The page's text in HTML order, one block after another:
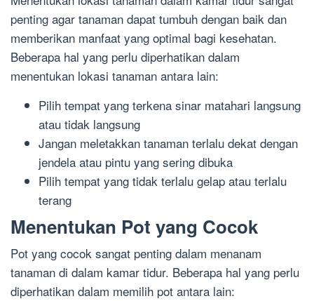
penting agar tanaman dapat tumbuh dengan baik dan
memberikan manfaat yang optimal bagi kesehatan.
Beberapa hal yang perlu diperhatikan dalam
menentukan lokasi tanaman antara lain:
Pilih tempat yang terkena sinar matahari langsung
atau tidak langsung
Jangan meletakkan tanaman terlalu dekat dengan
jendela atau pintu yang sering dibuka
Pilih tempat yang tidak terlalu gelap atau terlalu
terang
Menentukan Pot yang Cocok
Pot yang cocok sangat penting dalam menanam
tanaman di dalam kamar tidur. Beberapa hal yang perlu
diperhatikan dalam memilih pot antara lain: